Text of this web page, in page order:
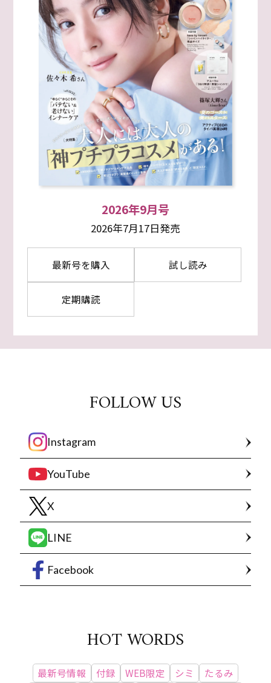
2026年9月号
2026年7月17日発売
最新号を購入 試し読み
定期購読
FOLLOW US
Instagram
YouTube
X
LINE
Facebook
HOT WORDS
最新号情報 付録 WEB限定 シミ
たるみ